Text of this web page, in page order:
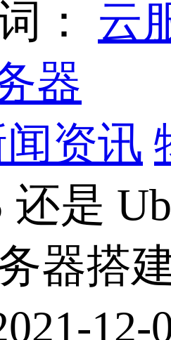
： 云
器
资讯
还是
器搭
12-